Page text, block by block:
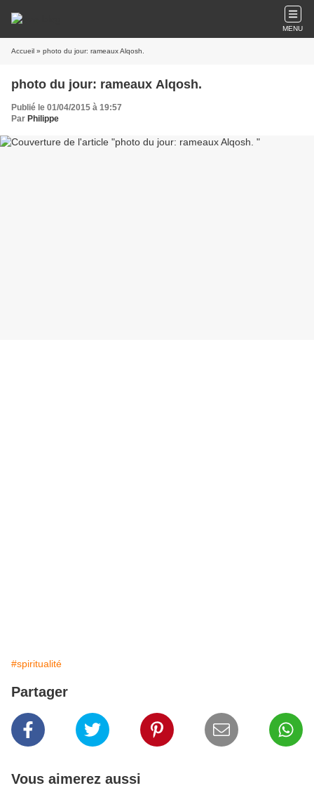
MENU
Accueil » photo du jour: rameaux Alqosh.
photo du jour: rameaux Alqosh.
Publié le 01/04/2015 à 19:57
Par Philippe
#spiritualité
Partager
Vous aimerez aussi